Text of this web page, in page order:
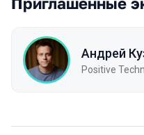
Андрей
Positive